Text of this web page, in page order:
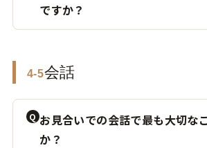
ですか？
4-5会話
Q お見合いでの会話で最も大切な
か？